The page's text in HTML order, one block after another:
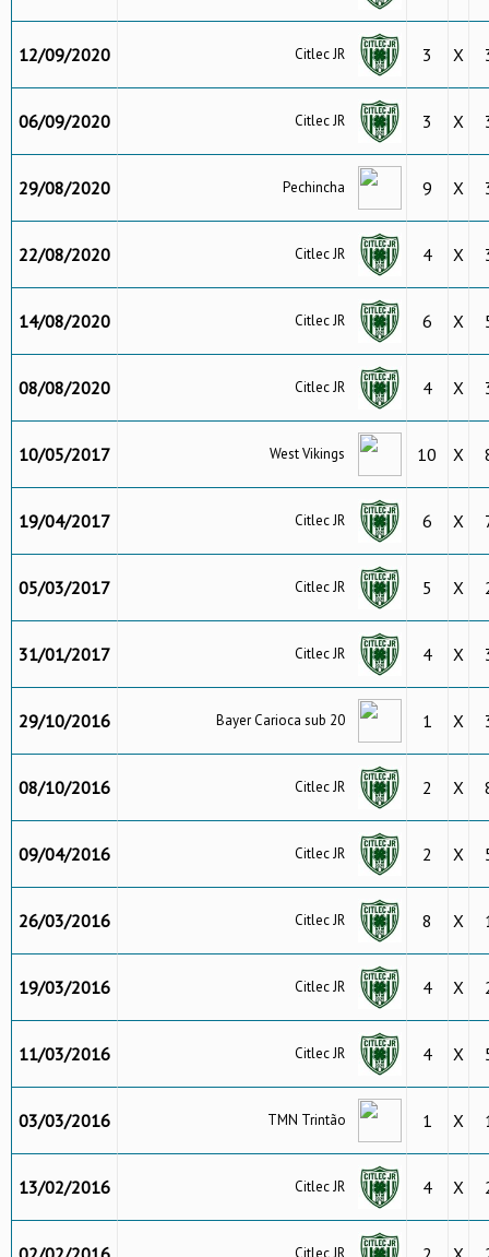
12/09/2020 Citlec JR 3 X
06/09/2020 Citlec JR 3 X
29/08/2020 Pechincha 9 X
22/08/2020 Citlec JR 4 X
14/08/2020 Citlec JR 6 X
08/08/2020 Citlec JR 4 X
10/05/2017 West Vikings 10 X
19/04/2017 Citlec JR 6 X
05/03/2017 Citlec JR 5 X
31/01/2017 Citlec JR 4 X
29/10/2016 Bayer Carioca sub 20 1 X
08/10/2016 Citlec JR 2 X
09/04/2016 Citlec JR 2 X
26/03/2016 Citlec JR 8 X
19/03/2016 Citlec JR 4 X
11/03/2016 Citlec JR 4 X
03/03/2016 TMN Trintão 1 X
13/02/2016 Citlec JR 4 X
Citlec JR